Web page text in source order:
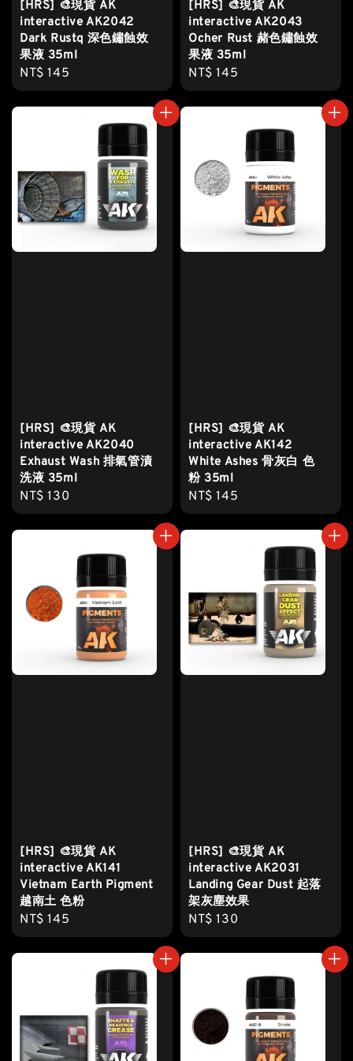
[HRS] 🎨現貨 AK
interactive AK2042
Dark Rustq 深色鏽蝕效
果液 35ml
Regular
price
NT$ 145
[HRS] 🎨現貨 AK
interactive AK2043
Ocher Rust 赭色鏽蝕效
果液 35ml
Regular
price
NT$ 145
[HRS] 🎨現貨 AK
interactive AK2040
Exhaust Wash 排氣管漬
洗液 35ml
Regular
price
NT$ 130
[HRS] 🎨現貨 AK
interactive AK142
White Ashes 骨灰白 色
粉 35ml
Regular
price
NT$ 145
[HRS] 🎨現貨 AK
interactive AK141
Vietnam Earth Pigment
越南土 色粉
Regular
price
NT$ 145
[HRS] 🎨現貨 AK
interactive AK2031
Landing Gear Dust 起落
架灰塵效果
Regular
price
NT$ 130